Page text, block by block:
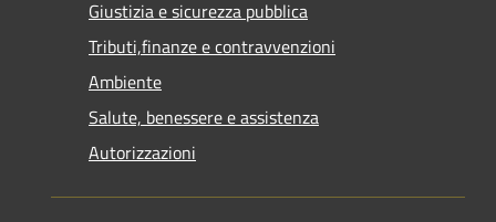
Giustizia e sicurezza pubblica
Tributi,finanze e contravvenzioni
Ambiente
Salute, benessere e assistenza
Autorizzazioni